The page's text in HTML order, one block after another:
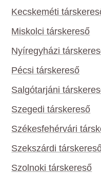
Kecskeméti
Miskolci társkereső
Nyíregyházi
Pécsi társkereső
Salgótarjáni
Szegedi társkereső
Székesfehérvári
Szekszárdi
Szolnoki társkereső